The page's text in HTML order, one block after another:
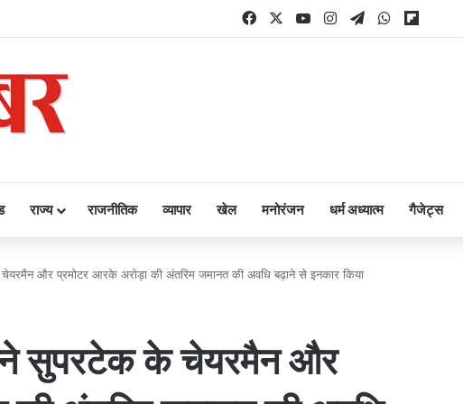
FacebookYouTubeInstagram
TelegramWhatsApp
राज्य राजनीतिक व्यापार खेल मनोरंजन धर्म अध्यात्म गैजेट्स
और प्रमोटर आरके अरोड़ा की अंतरिम जमानत की अवधि बढ़ाने से इनकार किया
ने सुपरटेक के चेयरमैन और